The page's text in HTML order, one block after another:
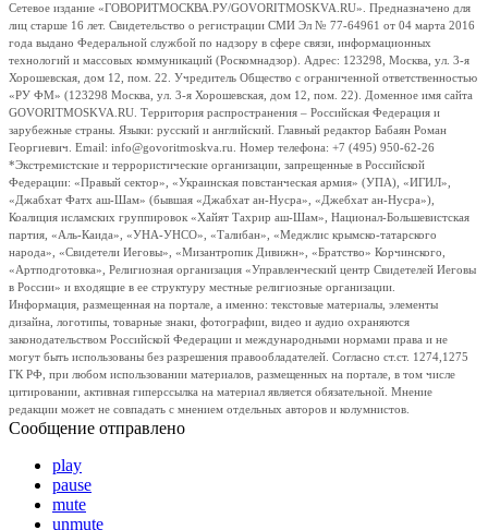
Сетевое издание «ГОВОРИТМОСКВА.РУ/GOVORITMOSKVA.RU». Предназначено для
лиц старше 16 лет. Свидетельство о регистрации СМИ Эл № 77-64961 от 04 марта 2016
года выдано Федеральной службой по надзору в сфере связи, информационных
технологий и массовых коммуникаций (Роскомнадзор). Адрес: 123298, Москва, ул. 3-я
Хорошевская, дом 12, пом. 22. Учредитель Общество с ограниченной ответственностью
«РУ ФМ» (123298 Москва, ул. 3-я Хорошевская, дом 12, пом. 22). Доменное имя сайта
GOVORITMOSKVA.RU. Территория распространения – Российская Федерация и
зарубежные страны. Языки: русский и английский. Главный редактор Бабаян Роман
Георгиевич. Email: info@govoritmoskva.ru. Номер телефона: +7 (495) 950-62-26
*Экстремистские и террористические организации, запрещенные в Российской
Федерации: «Правый сектор», «Украинская повстанческая армия» (УПА), «ИГИЛ»,
«Джабхат Фатх аш-Шам» (бывшая «Джабхат ан-Нусра», «Джебхат ан-Нусра»),
Коалиция исламских группировок «Хайят Тахрир аш-Шам», Национал-Большевистская
партия, «Аль-Каида», «УНА-УНСО», «Талибан», «Меджлис крымско-татарского
народа», «Свидетели Иеговы», «Мизантропик Дивижн», «Братство» Корчинского,
«Артподготовка», Религиозная организация «Управленческий центр Свидетелей Иеговы
в России» и входящие в ее структуру местные религиозные организации.
Информация, размещенная на портале, а именно: текстовые материалы, элементы
дизайна, логотипы, товарные знаки, фотографии, видео и аудио охраняются
законодательством Российской Федерации и международными нормами права и не
могут быть использованы без разрешения правообладателей. Согласно ст.ст. 1274,1275
ГК РФ, при любом использовании материалов, размещенных на портале, в том числе
цитировании, активная гиперссылка на материал является обязательной. Мнение
редакции может не совпадать с мнением отдельных авторов и колумнистов.
Сообщение отправлено
play
pause
mute
unmute